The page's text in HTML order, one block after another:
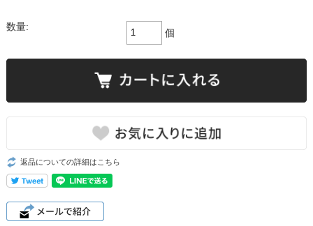
数量:
個
返品についての詳細はこちら